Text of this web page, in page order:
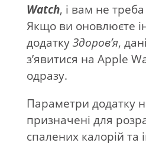
Watch, і вам не
Якщо ви оновлюєте
додаткуЗдоров’я,
з’явитися на Apple
одразу.
Параметри додатку
призначені для
спалених калорій та